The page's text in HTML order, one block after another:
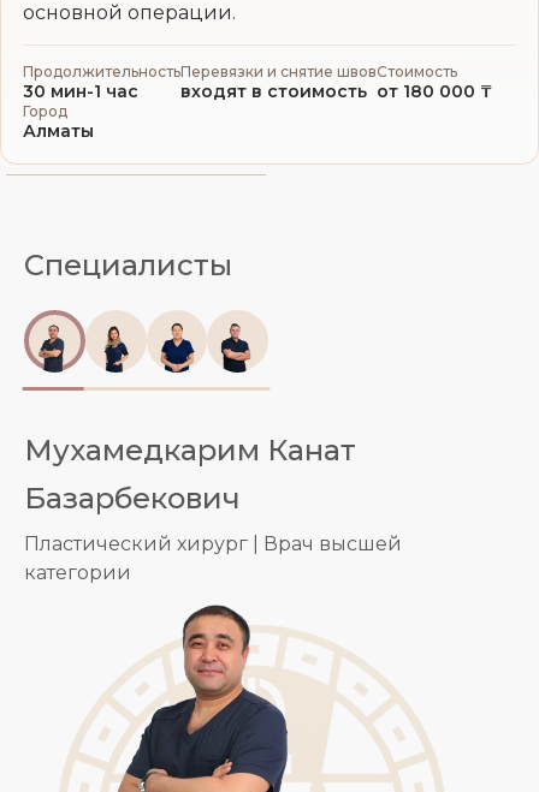
основной операции.
Продолжительность
30 мин-1 час
Перевязки и снятие швов
входят в стоимость
Стоимость
от 180 000 ₸
Город
Алматы
Специалисты
Мухамедкарим Канат
Базарбекович
Пластический хирург | Врач высшей
категории